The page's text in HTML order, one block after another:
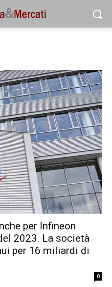
per Infineon
2023. La società
per 16 miliardi di
0